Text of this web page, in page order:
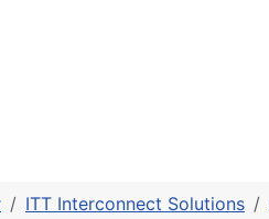
ITT Interconnect Solutions